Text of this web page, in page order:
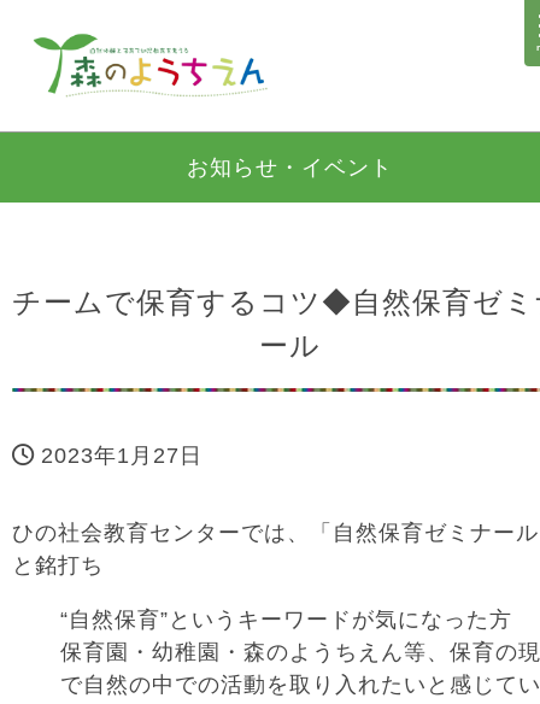
お知らせ・イベント
チームで保育するコツ◆自然保育ゼ
ール
2023年1月27日
ひの社会教育センターでは、「自然保育ゼミナー
と銘打ち
“自然保育”というキーワードが気になった方
保育園・幼稚園・森のようちえん等、保育の
で自然の中での活動を取り入れたいと感じて